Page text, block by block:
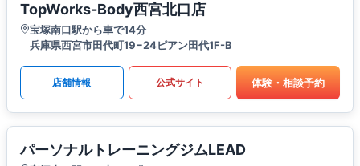
TopWorks-Body西宮北口店
宝塚南口駅から車で14分
兵庫県西宮市田代町19−24ピアン田代1F-B
店舗情報 公式サイト 体験・相談予約
パーソナルトレーニングジムLEAD